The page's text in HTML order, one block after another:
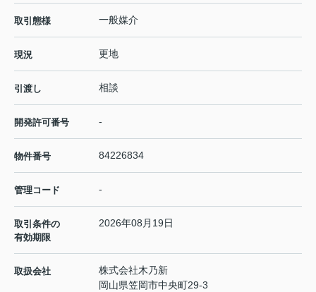
取引態様 一般媒介
現況 更地
引渡し 相談
開発許可番号 -
物件番号 84226834
管理コード -
取引条件の
有効期限
2026年08月19日
取扱会社
株式会社木乃新
岡山県笠岡市中央町29-3